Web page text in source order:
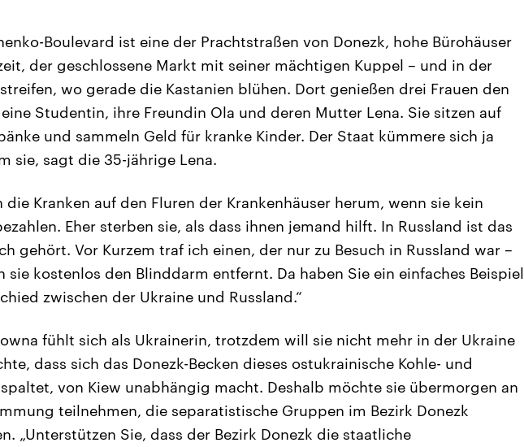
Boulevard ist eine der Prachtstraßen von Donezk, hohe Bürohäuser
der geschlossene Markt mit seiner mächtigen Kuppel – und in der
wo gerade die Kastanien blühen. Dort genießen drei Frauen den
Studentin, ihre Freundin Ola und deren Mutter Lena. Sie sitzen auf
und sammeln Geld für kranke Kinder. Der Staat kümmere sich ja
sie, sagt die 35-jährige Lena.
die Kranken auf den Fluren der Krankenhäuser herum, wenn sie kein
Eher sterben sie, als dass ihnen jemand hilft. In Russland ist das
gehört. Vor Kurzem traf ich einen, der nur zu Besuch in Russland war –
sie kostenlos den Blinddarm entfernt. Da haben Sie ein einfaches Beispiel
zwischen der Ukraine und Russland.“
fühlt sich als Ukrainerin, trotzdem will sie nicht mehr in der Ukraine
dass sich das Donezk-Becken dieses ostukrainische Kohle- und
von Kiew unabhängig macht. Deshalb möchte sie übermorgen an
teilnehmen, die separatistische Gruppen im Bezirk Donezk
„Unterstützen Sie, dass der Bezirk Donezk die staatliche